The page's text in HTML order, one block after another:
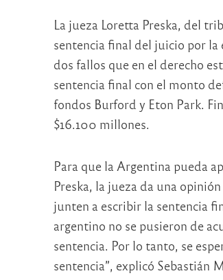
La jueza Loretta Preska, del
sentencia final del juicio por
dos fallos que en el derecho
sentencia final con el monto
fondos Burford y Eton Park.
$16.100 millones.
Para que la Argentina pueda
Preska, la jueza da una
junten a escribir la sentencia
argentino no se pusieron de
sentencia. Por lo tanto, se
sentencia”, explicó Sebastián